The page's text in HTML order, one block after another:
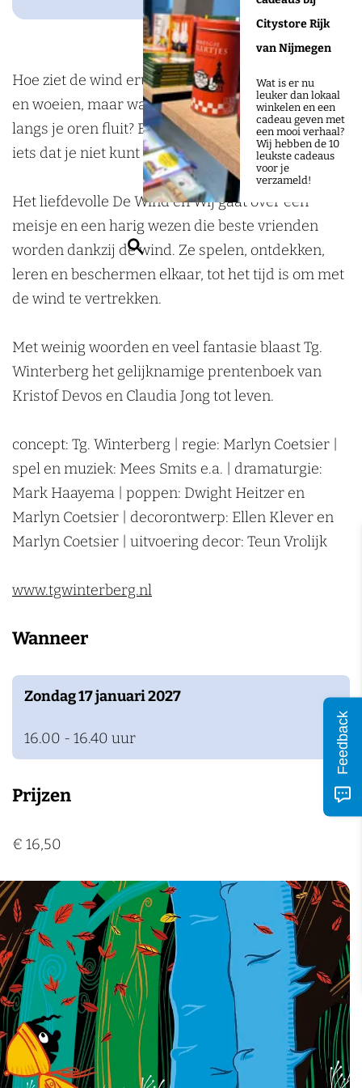
Citystore Rijk
van Nijmegen
Wat is er nu
leuker dan lokaal
winkelen en een
cadeau geven met
een mooi verhaal?
Wij hebben de 10
leukste cadeaus
voor je
verzameld!
Z
o
e
e
n
b
e
r
g
e
r
g
b
e
r
g
g
r
b
e
r
o
D
e
L
i
d
e
n
b
e
g
d
n
b
e
r
r
m
D
e
L
n
d
e
n
b
r
g
i
D
e
L
i
d
e
n
b
e
g
Hoe ziet de wind eruit? Hij laat bladeren waaien
en woeien, maar waar gaat de wind heen als hij
langs je oren fluit? En kun je vrienden worden met
iets dat je niet kunt vangen?
Het liefdevolle De Wind en Wij gaat over een
meisje en een harig wezen die beste vrienden
worden dankzij de wind. Ze spelen, ontdekken,
leren en beschermen elkaar, tot het tijd is om met
de wind te vertrekken.
Met weinig woorden en veel fantasie blaast Tg.
Winterberg het gelijknamige prentenboek van
Kristof Devos en Claudia Jong tot leven.
concept: Tg. Winterberg | regie: Marlyn Coetsier |
spel en muziek: Mees Smits e.a. | dramaturgie:
Mark Haayema | poppen: Dwight Heitzer en
Marlyn Coetsier | decorontwerp: Ellen Klever en
Marlyn Coetsier | uitvoering decor: Teun Vrolijk
www.tgwinterberg.nl
Wanneer
Zondag 17 januari 2027
16.00 - 16.40 uur
Prijzen
€ 16,50
Feedback